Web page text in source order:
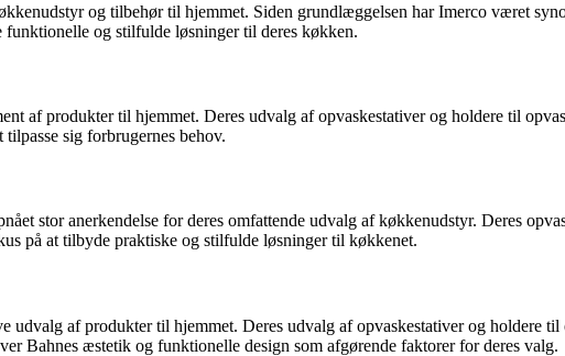
og tilbehør til hjemmet. Siden grundlæggelsen har Imerco været
og stilfulde løsninger til deres køkken.
af produkter til hjemmet. Deres udvalg af opvaskestativer og holdere til
sig forbrugernes behov.
stor anerkendelse for deres omfattende udvalg af køkkenudstyr. Deres
på at tilbyde praktiske og stilfulde løsninger til køkkenet.
udvalg af produkter til hjemmet. Deres udvalg af opvaskestativer og holdere
Bahnes æstetik og funktionelle design som afgørende faktorer for deres valg.